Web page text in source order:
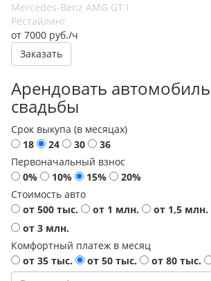
Mercedes-Benz AMG GT I
Рестайлинг
от 7000 руб./ч
Заказать
Арендовать
свадьбы
Срок выкупа (в месяцах)
18
24 30
36
Первоначальный взнос
0%
10% 15%
20%
Стоимость авто
от 500 тыс.
от 1 млн. от 1,5 млн.
от 3 млн.
Комфортный платеж в месяц
от 35 тыс.
от 50 тыс. от 80 тыс.